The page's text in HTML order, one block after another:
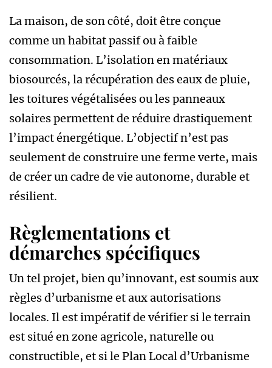
La maison, de son côté, doit être conçue
comme un habitat passif ou à faible
consommation. L’isolation en matériaux
biosourcés, la récupération des eaux de pluie,
les toitures végétalisées ou les panneaux
solaires permettent de réduire drastiquement
l’impact énergétique. L’objectif n’est pas
seulement de construire une ferme verte, mais
de créer un cadre de vie autonome, durable et
résilient.
Règlementations et
démarches spécifiques
Un tel projet, bien qu’innovant, est soumis aux
règles d’urbanisme et aux autorisations
locales. Il est impératif de vérifier si le terrain
est situé en zone agricole, naturelle ou
constructible, et si le Plan Local d’Urbanisme